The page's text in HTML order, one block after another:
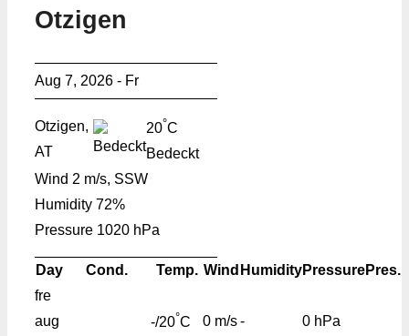
Otzigen
Aug 7, 2026 - Fr
Otzigen,
AT
20°C
Bedeckt
Wind 2 m/s, SSW
Humidity 72%
Pressure 1020 hPa
Day Cond. Temp. Wind HumidityPressurePres.
fre
aug
-/20°C 0 m/s- 0 hPa